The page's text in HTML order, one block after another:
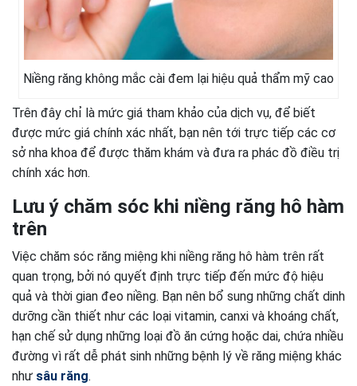
Niềng răng không mắc cài đem lại hiệu quả thẩm mỹ cao
Trên đây chỉ là mức giá tham khảo của dịch vụ, để biết
được mức giá chính xác nhất, bạn nên tới trực tiếp các cơ
sở nha khoa để được thăm khám và đưa ra phác đồ điều trị
chính xác hơn.
Lưu ý chăm sóc khi niềng răng hô hàm
trên
Việc chăm sóc răng miệng khi niềng răng hô hàm trên rất
quan trọng, bởi nó quyết định trực tiếp đến mức độ hiệu
quả và thời gian đeo niềng. Bạn nên bổ sung những chất dinh
dưỡng cần thiết như các loại vitamin, canxi và khoáng chất,
hạn chế sử dụng những loại đồ ăn cứng hoặc dai, chứa nhiều
đường vì rất dễ phát sinh những bệnh lý về răng miệng khác
như sâu răng.